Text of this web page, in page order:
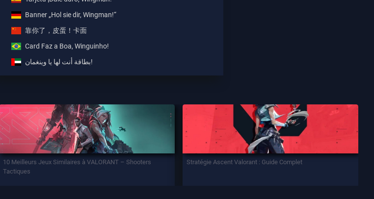
Banner „Hol sie dir, Wingman!“
靠你了，皮蛋！卡面
Card Faz a Boa, Winguinho!
بطاقة أنت لها يا وينغمان!
10 Meilleurs Jeux Similaires à VALORANT – Shooters
Tactiques
Stratégie Ascent Valorant : Guide Complet